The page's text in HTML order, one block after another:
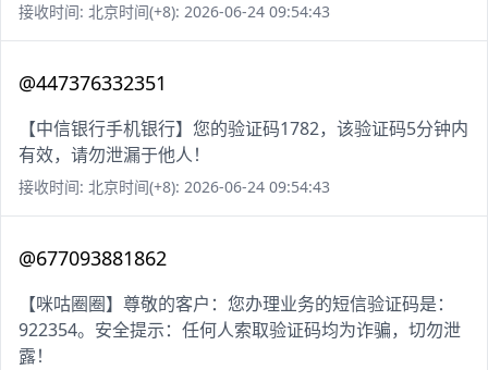
接收时间: 北京时间(+8): 2026-06-24 09:54:43
@447376332351
【中信银行手机银行】您的验证码1782，该验证码5分钟内
有效，请勿泄漏于他人！
接收时间: 北京时间(+8): 2026-06-24 09:54:43
@677093881862
【咪咕圈圈】尊敬的客户：您办理业务的短信验证码是：
922354。安全提示：任何人索取验证码均为诈骗，切勿泄
露！